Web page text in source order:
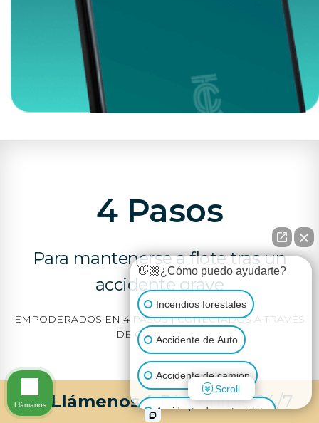
Llámenos | Disponible 24/7
4 Pasos
Para mantenerse a flote tras un
accidente grave
EMPODERADOS EN 4 PASOS | CONECTADOS A TRAVÉS
DE CLAIMTRACK
👋🏼¿Cómo puedo ayudarte?
Incendios forestales
Accidente de Auto
Accidente de camión
Accidente de motocicleta
Scroll
Llámanos